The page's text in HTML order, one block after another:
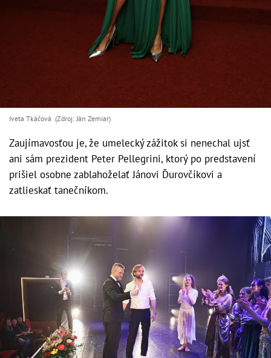
Iveta Tkáčová (Zdroj: Ján Zemiar)
Zaujímavosťou je, že umelecký zážitok si nenechal ujsť
ani sám prezident Peter Pellegrini, ktorý po predstavení
prišiel osobne zablahoželať Jánovi Ďurovčíkovi a
zatlieskať tanečníkom.